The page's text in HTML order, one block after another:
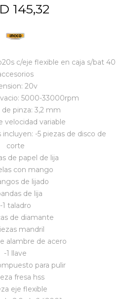
145,32
c/eje flexible en caja s/bat 40
20v
5000-33000rpm
pinza: 3,2 mm
velocidad variable
-5 piezas de disco de
corte
de papel de lija
con mango
de lijado
de lija
-1 taladro
de diamante
mandril
alambre de acero
-1 llave
para pulir
fresa hss
eje flexible
bebé